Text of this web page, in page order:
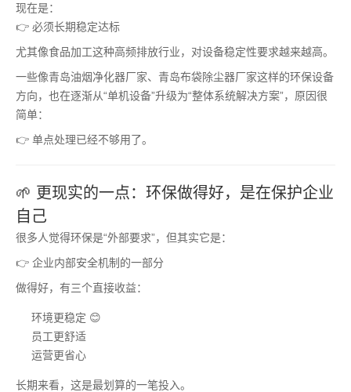
现在是：
👉 必须长期稳定达标
尤其像食品加工这种高频排放行业，对设备稳定性要求越来越高。
一些像青岛油烟净化器厂家、青岛布袋除尘器厂家这样的环保设备
方向，也在逐渐从“单机设备”升级为“整体系统解决方案”，原因很
简单：
👉 单点处理已经不够用了。
🌱 更现实的一点：环保做得好，是在保护企业
自己
很多人觉得环保是“外部要求”，但其实它是：
👉 企业内部安全机制的一部分
做得好，有三个直接收益：
环境更稳定 😊
员工更舒适
运营更省心
长期来看，这是最划算的一笔投入。